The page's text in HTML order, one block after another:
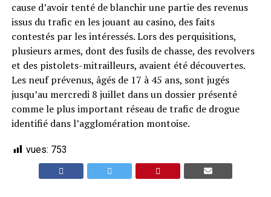
cause d’avoir tenté de blanchir une partie des revenus
issus du trafic en les jouant au casino, des faits
contestés par les intéressés. Lors des perquisitions,
plusieurs armes, dont des fusils de chasse, des revolvers
et des pistolets-mitrailleurs, avaient été découvertes.
Les neuf prévenus, âgés de 17 à 45 ans, sont jugés
jusqu’au mercredi 8 juillet dans un dossier présenté
comme le plus important réseau de trafic de drogue
identifié dans l’agglomération montoise.
vues: 753